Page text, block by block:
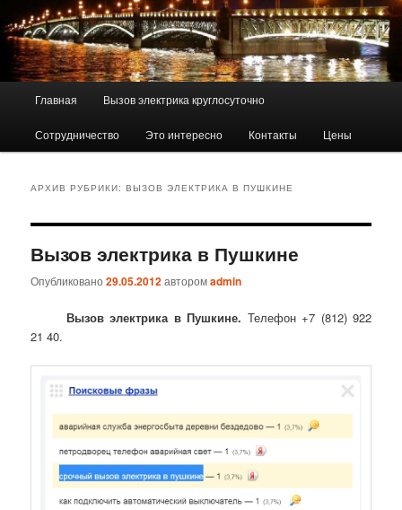
Главная Вызов электрика круглосуточно
Сотрудничество Это интересно Контакты Цены
АРХИВ РУБРИКИ:ВЫЗОВ ЭЛЕКТРИКА В ПУШКИНЕ
Вызов электрика в Пушкине
Опубликовано29.05.2012авторомadmin
Вызов электрика в Пушкине. Телефон +7 (812) 922
21 40.